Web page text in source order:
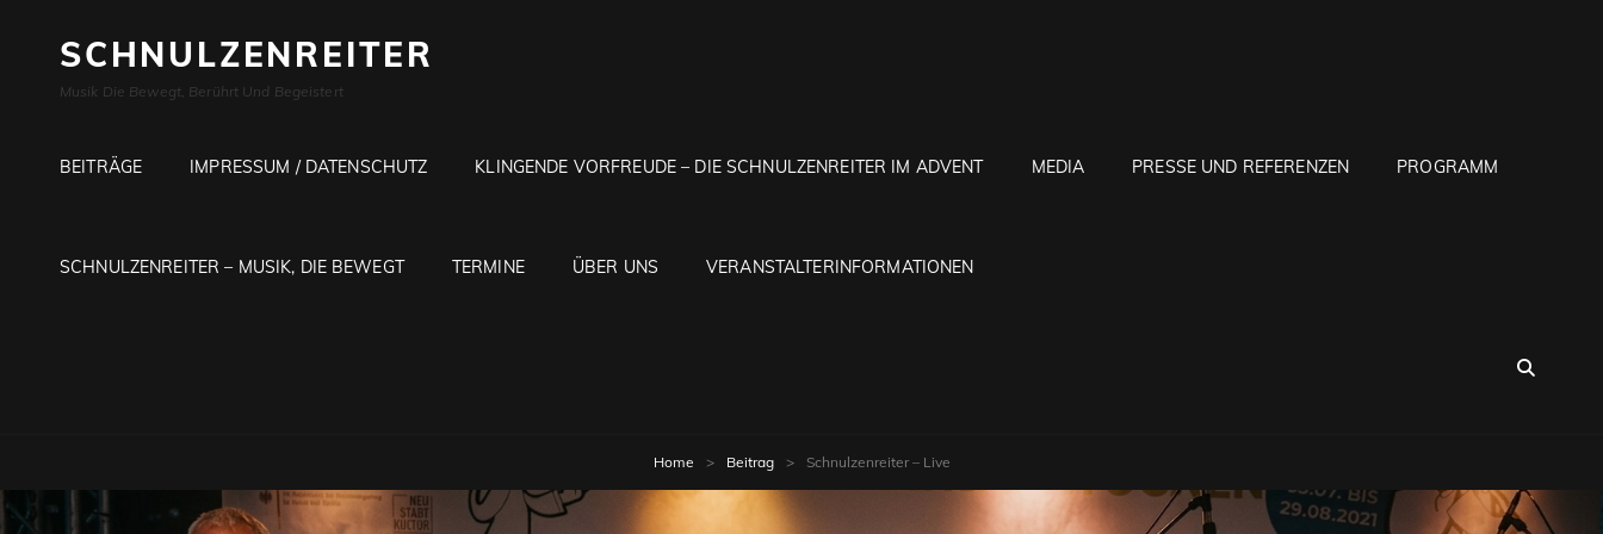
SCHNULZENREITER
Musik Die Bewegt, Berührt Und Begeistert
BEITRÄGE IMPRESSUM / DATENSCHUTZ KLINGENDE VORFREUDE – DIE SCHNULZENREITER IM ADVENT MEDIA PRESSE UND REFERENZEN PROGRAMM
SCHNULZENREITER – MUSIK, DIE BEWEGT TERMINE ÜBER UNS VERANSTALTERINFORMATIONEN
Home > Beitrag > Schnulzenreiter – Live